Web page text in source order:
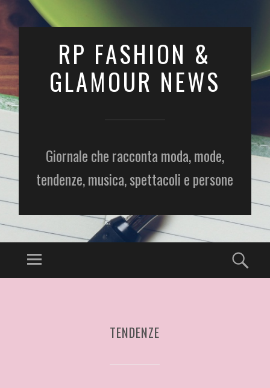
RP FASHION &
GLAMOUR NEWS
Giornale che racconta moda, mode,
tendenze, musica, spettacoli e persone
TENDENZE